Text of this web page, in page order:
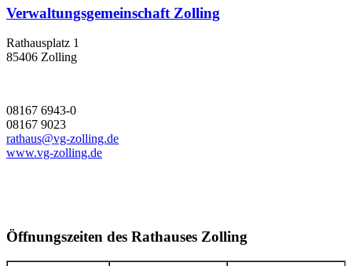
Verwaltungsgemeinschaft Zolling
Rathausplatz 1
85406 Zolling
08167 6943-0
08167 9023
rathaus@vg-zolling.de
www.vg-zolling.de
Öffnungszeiten des Rathauses Zolling